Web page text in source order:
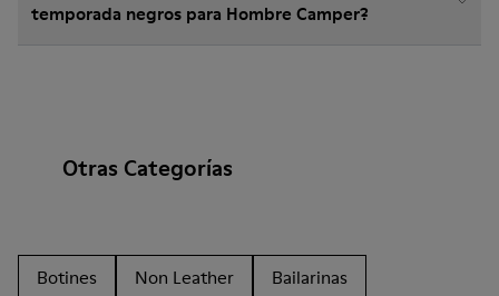
temporada negros para Hombre Camper?
Otras Categorías
Botines Non Leather
Bailarinas